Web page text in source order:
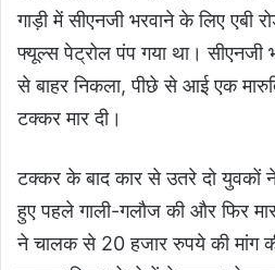
गाड़ी में सीएनजी भरवाने के लिए एबी
फ्यूल्स पेट्रोल पंप गया था। सीएनजी
से बाहर निकला, पीछे से आई एक
टक्कर मार दी।
टक्कर के बाद कार से उतरे दो युवकों ने
हुए पहले गाली-गलौज की और फिर
ने चालक से 20 हजार रुपये की